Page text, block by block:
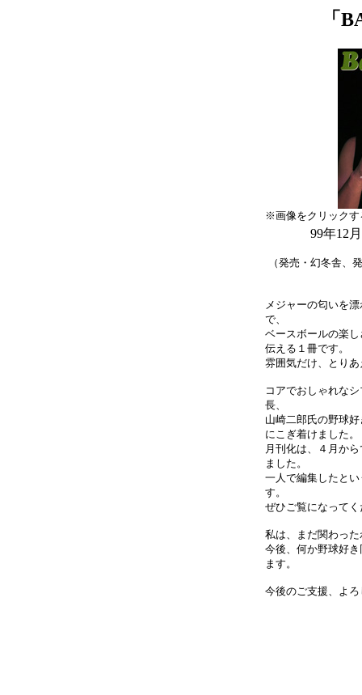
「
※画像をクリックす
99年12
（発売・幻冬舎、
メジャーの匂いを
で、
ベースボールの楽
伝える１冊です。
雰囲気だけ、とり
コアでおしゃれな
長、
山崎二郎氏の野球
にこぎ着けました。
月刊化は、４月か
ました。
一人で編集したと
す。
ぜひご覧になって
私は、まだ関わっ
今後、何か野球好
ます。
今後のご支援、よ